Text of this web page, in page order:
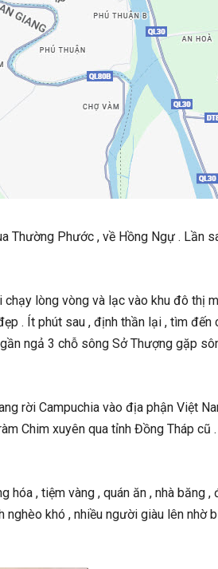
Thường Phước , về Hồng Ngự . Lần
lòng vòng và lạc vào khu đô thị
. Ít phút sau , định thần lại , tìm đến
ngả 3 chỗ sông Sở Thượng gặp
rời Campuchia vào địa phận Việt
Chim xuyên qua tỉnh Đồng Tháp cũ
hóa , tiệm vàng , quán ăn , nhà băng
khó , nhiều người giàu lên nhờ